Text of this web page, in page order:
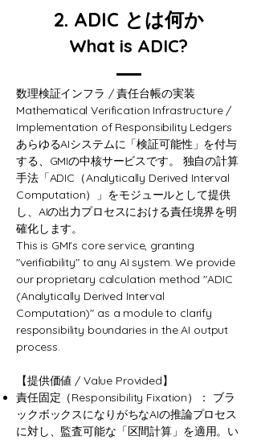
2. ADIC とは何か
What is ADIC?
数理検証インフラ / 責任台帳の実装
Mathematical Verification Infrastructure /
Implementation of Responsibility Ledgers
あらゆるAIシステムに「検証可能性」を付与
する、GMIの中核サービスです。 独自の計算
手法「ADIC（Analytically Derived Interval
Computation）」をモジュールとして提供
し、AIの出力プロセスにおける責任境界を明
確化します。
This is GMI's core service, granting
"verifiability" to any AI system. We provide
our proprietary calculation method "ADIC
(Analytically Derived Interval
Computation)" as a module to clarify
responsibility boundaries in the AI output
process.
【提供価値 / Value Provided】
責任固定（Responsibility Fixation）： ブラ
ックボックスになりがちなAIの推論プロセス
に対し、監査可能な「区間計算」を適用。い